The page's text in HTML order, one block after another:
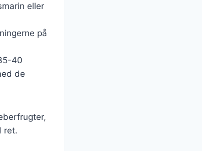
eller
på
40
de
ret.